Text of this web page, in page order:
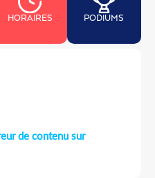
HORAIRES PODIUMS
de contenu sur